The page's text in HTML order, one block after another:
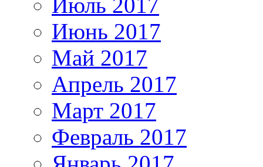
Июнь 2017
Май 2017
Апрель 2017
Март 2017
Февраль 2017